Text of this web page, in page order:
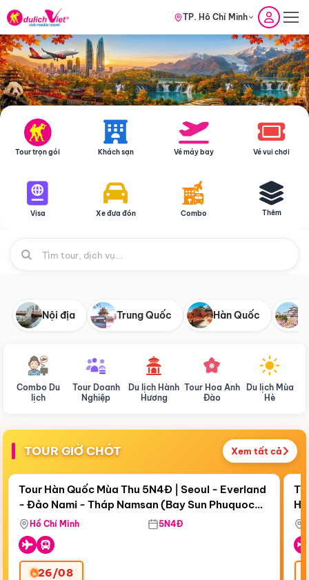
TP. Hồ Chí Minh
Tour trọn gói Khách sạn Vé máy bay Vé vui chơi
Visa Xe đưa đón Combo Thêm
Nội địa Trung Quốc Hàn Quốc
Combo Du
lịch
Tour Doanh
Nghiệp
Du lịch Hành
Hương
Tour Hoa Anh
Đào
Du lịch Mùa
Hè
TOUR GIỜ CHÓT Xem tất cả
Còn18 ngày 21:41:09
Điểm nổi bật
Tour Hàn Quốc Mùa Thu 5N4Đ | Seoul - Everland
- Đảo Nami - Tháp Namsan (Bay Sun Phuquoc
Airways)
Hồ Chí Minh 5N4Đ
26/08